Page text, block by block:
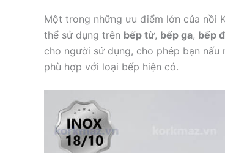
Một trong những ưu điểm lớn của nồi
thể sử dụng trên bếp từ, bếp ga, bếp
cho người sử dụng, cho phép bạn
phù hợp với loại bếp hiện có.